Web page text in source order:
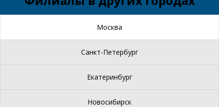
Москва
Санкт-Петербург
Екатеринбург
Новосибирск